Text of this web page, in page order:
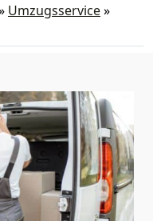
Umzugsservice»